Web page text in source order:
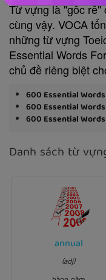
Từ vựng là "gốc rễ"
cùng vậy. VOCA
những từ vựng
Essential Words
chủ đề riêng biệt
600 Essential
600 Essential
600 Essential
Danh sách từ
annual
(adj)
Companies publish
reports to inform the
public about the previous